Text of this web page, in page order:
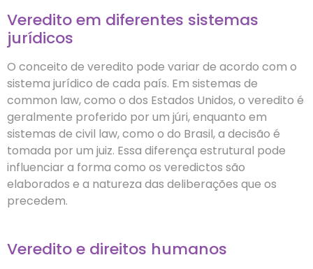
Veredito em diferentes sistemas
jurídicos
O conceito de veredito pode variar de acordo com o
sistema jurídico de cada país. Em sistemas de
common law, como o dos Estados Unidos, o veredito é
geralmente proferido por um júri, enquanto em
sistemas de civil law, como o do Brasil, a decisão é
tomada por um juiz. Essa diferença estrutural pode
influenciar a forma como os veredictos são
elaborados e a natureza das deliberações que os
precedem.
Veredito e direitos humanos